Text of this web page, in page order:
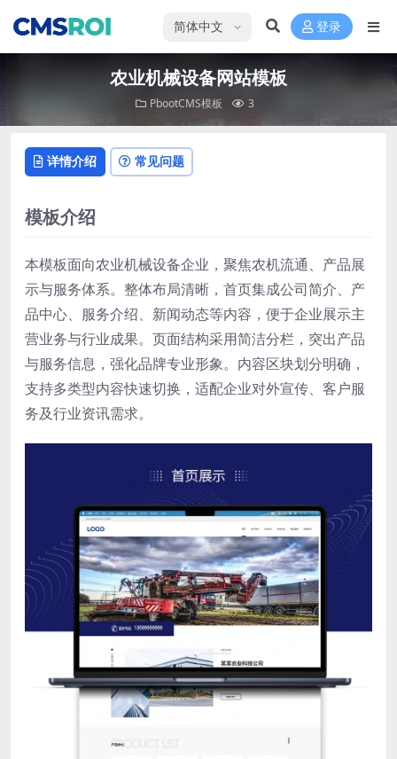
选择语言 登录
农业机械设备网站模板
PbootCMS模板 3
详情介绍 常见问题
模板介绍
本模板面向农业机械设备企业，聚焦农机流通、产品展
示与服务体系。整体布局清晰，首页集成公司简介、产
品中心、服务介绍、新闻动态等内容，便于企业展示主
营业务与行业成果。页面结构采用简洁分栏，突出产品
与服务信息，强化品牌专业形象。内容区块划分明确，
支持多类型内容快速切换，适配企业对外宣传、客户服
务及行业资讯需求。